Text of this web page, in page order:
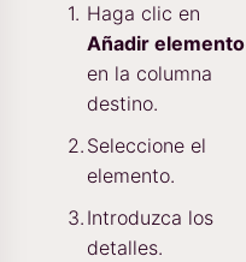
Haga clic en
Añadir elemento
en la columna
destino.
Seleccione el
elemento.
Introduzca los
detalles.